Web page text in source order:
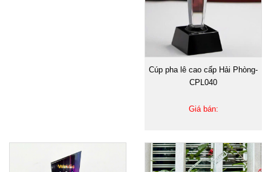
Cúp pha lê cao cấp Hải Phòng-
CPL040
Giá bán: